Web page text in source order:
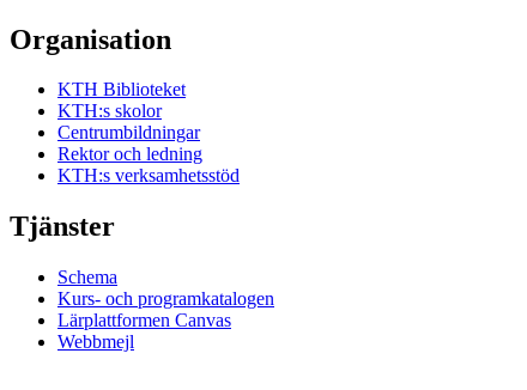
Organisation
KTH Biblioteket
KTH:s skolor
Centrumbildningar
Rektor och ledning
KTH:s verksamhetsstöd
Tjänster
Schema
Kurs- och programkatalogen
Lärplattformen Canvas
Webbmejl